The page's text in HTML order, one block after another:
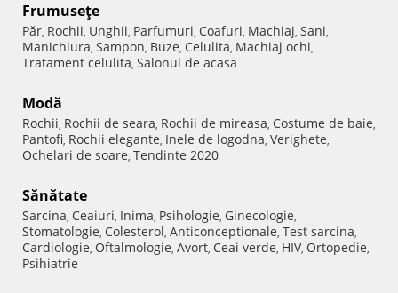
Frumuseţe
Păr, Rochii, Unghii, Parfumuri, Coafuri, Machiaj, Sani,
Manichiura, Sampon, Buze, Celulita, Machiaj ochi,
Tratament celulita, Salonul de acasa
Modă
Rochii, Rochii de seara, Rochii de mireasa, Costume de baie,
Pantofi, Rochii elegante, Inele de logodna, Verighete,
Ochelari de soare, Tendinte 2020
Sănătate
Sarcina, Ceaiuri, Inima, Psihologie, Ginecologie,
Stomatologie, Colesterol, Anticonceptionale, Test sarcina,
Cardiologie, Oftalmologie, Avort, Ceai verde, HIV, Ortopedie,
Psihiatrie